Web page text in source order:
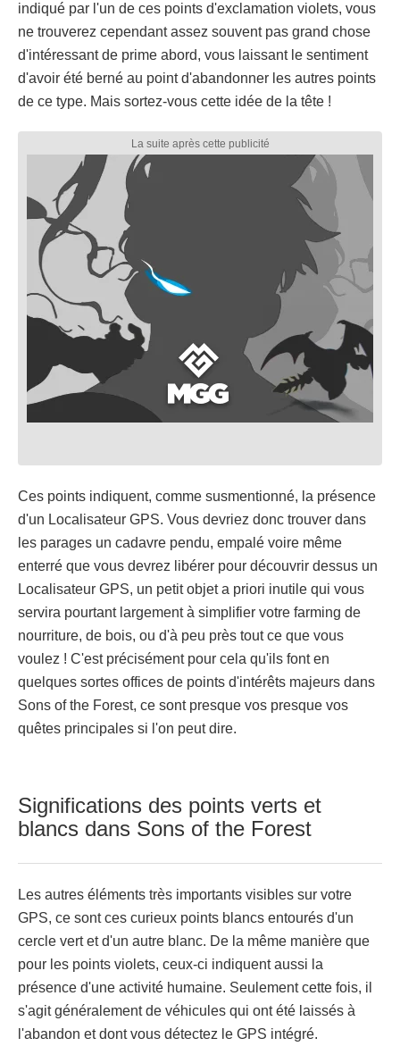
indiqué par l'un de ces points d'exclamation violets, vous
ne trouverez cependant assez souvent pas grand chose
d'intéressant de prime abord, vous laissant le sentiment
d'avoir été berné au point d'abandonner les autres points
de ce type. Mais sortez-vous cette idée de la tête !
Ces points indiquent, comme susmentionné, la présence
d'un Localisateur GPS. Vous devriez donc trouver dans
les parages un cadavre pendu, empalé voire même
enterré que vous devrez libérer pour découvrir dessus un
Localisateur GPS, un petit objet a priori inutile qui vous
servira pourtant largement à simplifier votre farming de
nourriture, de bois, ou d'à peu près tout ce que vous
voulez ! C'est précisément pour cela qu'ils font en
quelques sortes offices de points d'intérêts majeurs dans
Sons of the Forest, ce sont presque vos presque vos
quêtes principales si l'on peut dire.
Significations des points verts et
blancs dans Sons of the Forest
Les autres éléments très importants visibles sur votre
GPS, ce sont ces curieux points blancs entourés d'un
cercle vert et d'un autre blanc. De la même manière que
pour les points violets, ceux-ci indiquent aussi la
présence d'une activité humaine. Seulement cette fois, il
s'agit généralement de véhicules qui ont été laissés à
l'abandon et dont vous détectez le GPS intégré.